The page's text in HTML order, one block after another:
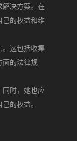
解决方案。在
己的权益和维
。这包括收集
面的法律规
同时，她也应
的权益。